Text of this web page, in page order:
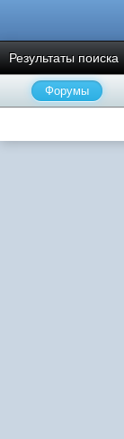
Результаты поиска
Форумы